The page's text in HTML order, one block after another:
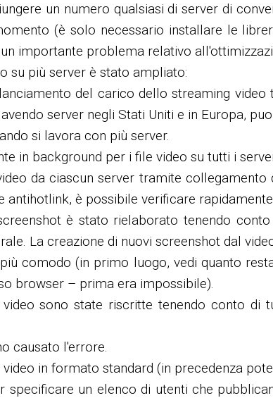
un numero qualsiasi di server di
(è solo necessario installare le
importante problema relativo
su più server è stato ampliato:
del carico dello streaming
server negli Stati Uniti e in Europa,
si lavora con più server.
in background per i file video su tutti i
da ciascun server tramite
è possibile verificare
è stato rielaborato tenendo
La creazione di nuovi screenshot dal
comodo (in primo luogo, vedi quanto
browser – prima era impossibile).
sono state riscritte tenendo conto
causato l'errore.
in formato standard (in precedenza
specificare un elenco di utenti che